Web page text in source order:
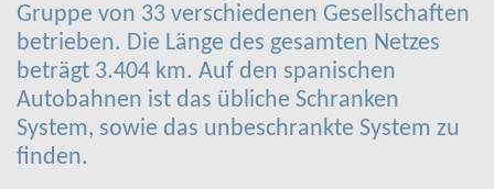
Gruppe von 33 verschiedenen Gesellschaften
betrieben. Die Länge des gesamten Netzes
beträgt 3.404 km. Auf den spanischen
Autobahnen ist das übliche Schranken
System, sowie das unbeschrankte System zu
finden.